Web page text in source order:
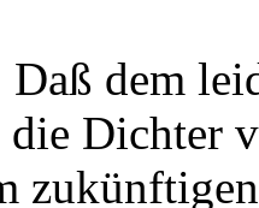
dem
Dichter